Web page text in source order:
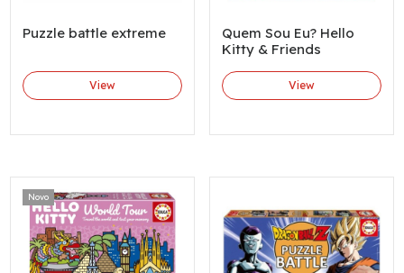
Puzzle battle extreme
View
Quem Sou Eu? Hello
Kitty & Friends
View
Novo